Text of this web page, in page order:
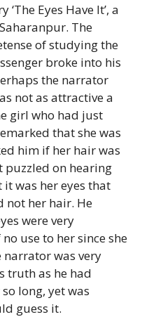
‘The Eyes Have It’, a
The
of studying the
broke into his
the narrator
not as attractive a
girl who had just
that she was
him if her hair was
puzzled on hearing
was her eyes that
not her hair. He
were very
use to her since she
was very
truth as he had
long, yet was
guess it.